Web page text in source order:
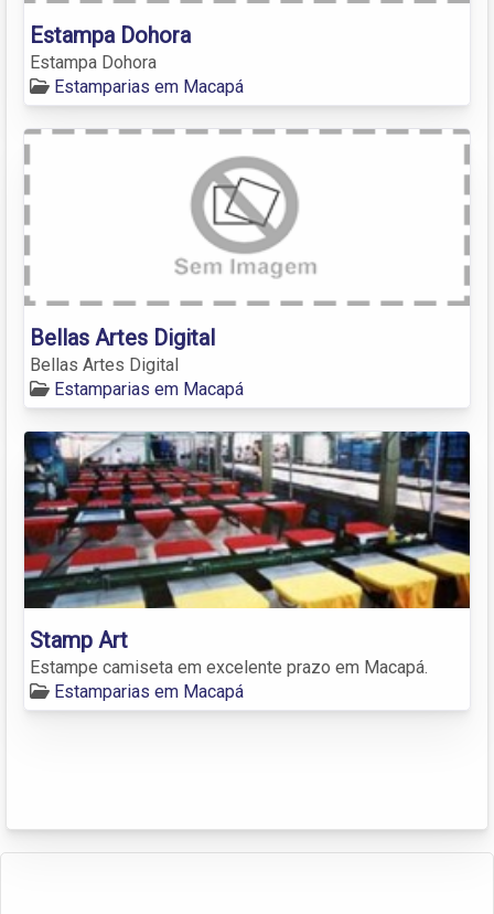
Estampa Dohora
Estampa Dohora
Estamparias em Macapá
Bellas Artes Digital
Bellas Artes Digital
Estamparias em Macapá
Stamp Art
Estampe camiseta em excelente prazo em Macapá.
Estamparias em Macapá